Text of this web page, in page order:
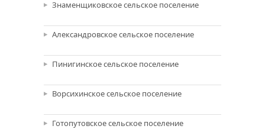
Знаменщиковское сельское поселение
Александровское сельское поселение
Пинигинское сельское поселение
Ворсихинское сельское поселение
Готопутовское сельское поселение